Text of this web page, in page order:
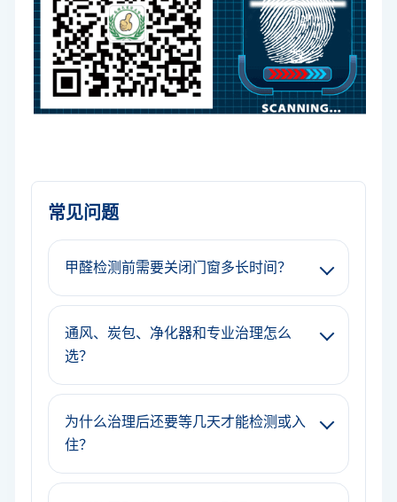
常见问题
甲醛检测前需要关闭门窗多长时间？
通风、炭包、净化器和专业治理怎么
选？
为什么治理后还要等几天才能检测或入
住？